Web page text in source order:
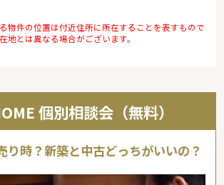
物件の位置は付近住所に所在することを表すもので
地とは異なる場合がございます。
個別相談会（無料）
り時？新築と中古どっちがいいの？